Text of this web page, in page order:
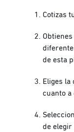
Cotizas
de esta
Eliges la
cuanto a
de elegir